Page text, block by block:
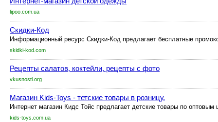
lipoo.com.ua
Скидки-Код
Информационный ресурс Скидки-Код предлагает бесплатные
skidki-kod.com
Рецепты салатов, коктейли, рецепты с фото
vkusnosti.org
Магазин Kids-Toys - тетские товары в розницу.
Интернет магазин Кидс Тойс предлагает детские товары по оптовым
kids-toys.com.ua